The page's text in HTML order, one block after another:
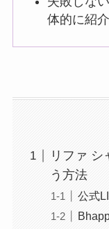
体的に紹介
リファ シ
う方法
公式